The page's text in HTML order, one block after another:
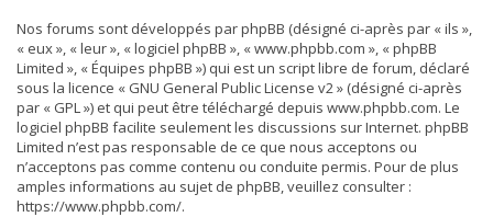
Nos forums sont développés par phpBB (désigné ci-après par « ils »,
« eux », « leur », « logiciel phpBB », « www.phpbb.com », « phpBB
Limited », « Équipes phpBB ») qui est un script libre de forum, déclaré
sous la licence « GNU General Public License v2» (désigné ci-après
par « GPL ») et qui peut être téléchargé depuis www.phpbb.com. Le
logiciel phpBB facilite seulement les discussions sur Internet. phpBB
Limited n’est pas responsable de ce que nous acceptons ou
n’acceptons pas comme contenu ou conduite permis. Pour de plus
amples informations au sujet de phpBB, veuillez consulter :
https://www.phpbb.com/.